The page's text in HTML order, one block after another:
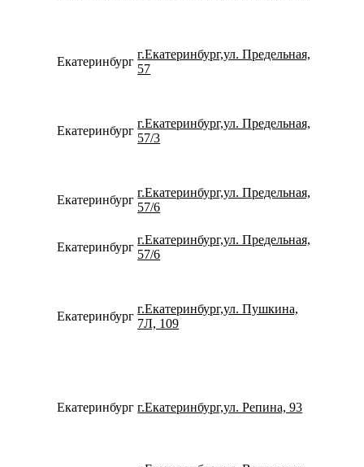
Екатеринбург
г.Екатеринбург,ул. Предельная,
57
Екатеринбург
г.Екатеринбург,ул. Предельная,
57/3
Екатеринбург
г.Екатеринбург,ул. Предельная,
57/6
Екатеринбург
г.Екатеринбург,ул. Предельная,
57/6
Екатеринбург
г.Екатеринбург,ул. Пушкина,
7Л, 109
Екатеринбург г.Екатеринбург,ул. Репина, 93